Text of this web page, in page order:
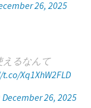
26, 2025
えるなんて
Xq1XhW2FLD
December 26, 2025